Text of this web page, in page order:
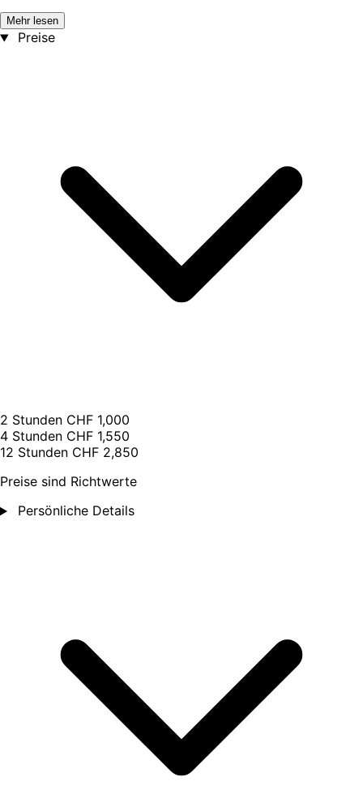
Mehr lesen
Preise
2 Stunden CHF 1,000
4 Stunden CHF 1,550
12 Stunden CHF 2,850
Preise sind Richtwerte
Persönliche Details